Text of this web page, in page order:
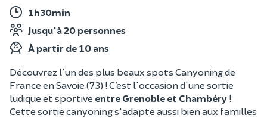
1h30min
Jusqu'à 20 personnes
À partir de 10 ans
Découvrez l'un des plus beaux spots Canyoning de
France en Savoie (73) ! C’est l'occasion d'une sortie
ludique et sportive entre Grenoble et Chambéry !
Cette sortie canyonings'adapte aussi bien aux familles